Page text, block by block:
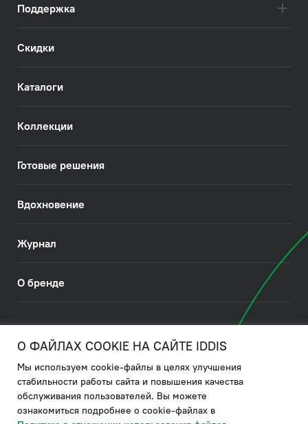
Поддержка
Скидки
Каталоги
Коллекции
Готовые решения
Вдохновение
Журнал
О бренде
Политика в отношении использования файлов cookies
Политика обработки ПДн
Политика в области управления цепочкой поставки
О ФАЙЛАХ COOKIE НА САЙТЕ IDDIS
Мы используем cookie-файлы в целях улучшения
стабильности работы сайта и повышения качества
обслуживания пользователей. Вы можете
ознакомиться подробнее о cookie-файлах в